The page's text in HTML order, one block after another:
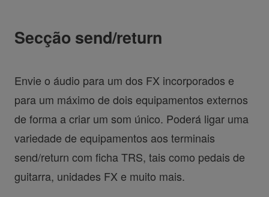
Secção send/return
Envie o áudio para um dos FX incorporados e
para um máximo de dois equipamentos externos
de forma a criar um som único. Poderá ligar uma
variedade de equipamentos aos terminais
send/return com ficha TRS, tais como pedais de
guitarra, unidades FX e muito mais.